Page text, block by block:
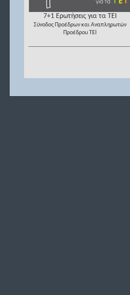
7+1 Ερωτήσεις για τα ΤΕΙ
Σύνοδος Προέδρων και Αναπληρωτών
Προέδρου ΤΕΙ